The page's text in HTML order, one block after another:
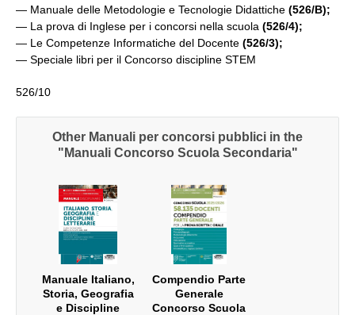
— Manuale delle Metodologie e Tecnologie Didattiche (526/B);
— La prova di Inglese per i concorsi nella scuola (526/4);
— Le Competenze Informatiche del Docente (526/3);
— Speciale libri per il Concorso discipline STEM
526/10
Other Manuali per concorsi pubblici in the
"Manuali Concorso Scuola Secondaria"
Manuale Italiano,
Storia, Geografia
e Discipline
Compendio Parte
Generale
Concorso Scuola